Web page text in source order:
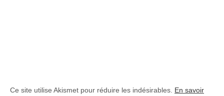
Ce site utilise Akismet pour réduire les indésirables. En savoir